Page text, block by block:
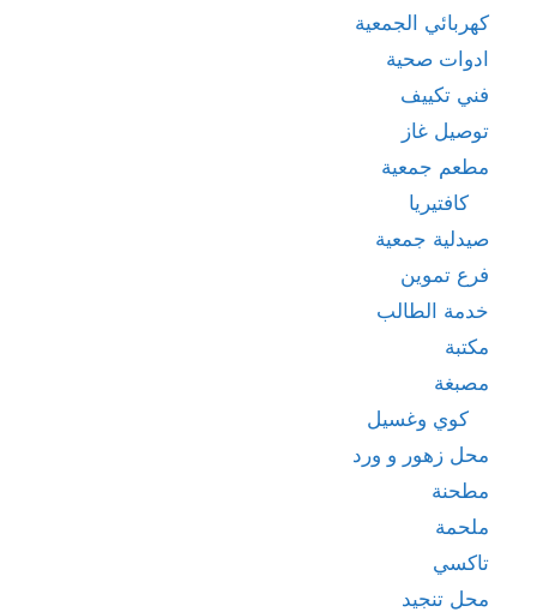
كهربائي الجمعية
ادوات صحية
فني تكييف
توصيل غاز
مطعم جمعية
كافتيريا
صيدلية جمعية
فرع تموين
خدمة الطالب
مكتبة
مصبغة
كوي وغسيل
محل زهور و ورد
مطحنة
ملحمة
تاكسي
محل تنجيد